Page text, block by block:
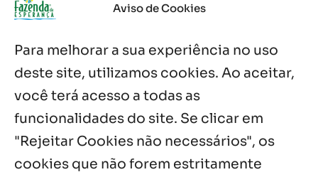
Aviso de Cookies
Para melhorar a sua experiência no uso
deste site, utilizamos cookies. Ao aceitar,
você terá acesso a todas as
funcionalidades do site. Se clicar em
"Rejeitar Cookies não necessários", os
cookies que não forem estritamente
de Guadalajara
Fazenda Dom Mário comemora 5 anos
com testemunhos e missa em São
Cristóvão
5 ago, 2026